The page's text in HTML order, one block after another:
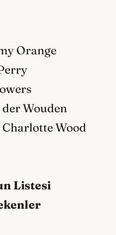
Orange
der Wouden
Charlotte Wood
Listesi